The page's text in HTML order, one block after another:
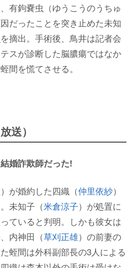
有鉤嚢虫（ゆうこうのうちゅ
だったことを突き止めた未知
摘出。手術後、鳥井は記者会
スが診断した脳膿瘍ではなか
間を慌てさせる。
送）
婚詐欺師だった!
）が婚約した四織（仲里依紗）
未知子（米倉涼子）が処置に
ていると判明。しかも彼女は
内神田（草刈正雄）の前妻の
蛭間は外科副部長の3人による